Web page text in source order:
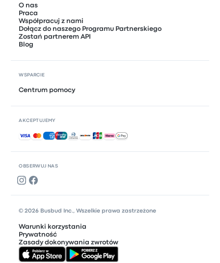
OBSERWUJ NAS
O nas
Praca
Współpracuj z nami
Dołącz do naszego Programu Partnerskiego
Zostań partnerem API
Blog
WSPARCIE
Centrum pomocy
AKCEPTUJEMY
Akceptowane płatności
© 2026 Busbud Inc., Wszelkie prawa zastrzeżone
Warunki korzystania
Prywatność
Zasady dokonywania zwrotów